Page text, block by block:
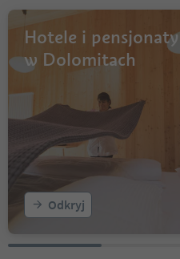
16
19
21
29
30
Hotele i pensjonaty
w Dolomitach
Odkryj